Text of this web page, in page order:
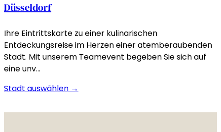
Düsseldorf
Ihre Eintrittskarte zu einer kulinarischen
Entdeckungsreise im Herzen einer atemberaubenden
Stadt. Mit unserem Teamevent begeben Sie sich auf
eine unv…
Stadt auswählen →